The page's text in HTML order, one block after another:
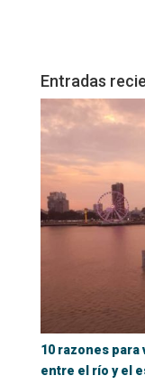
Entradas
10 razones
entre el río y el